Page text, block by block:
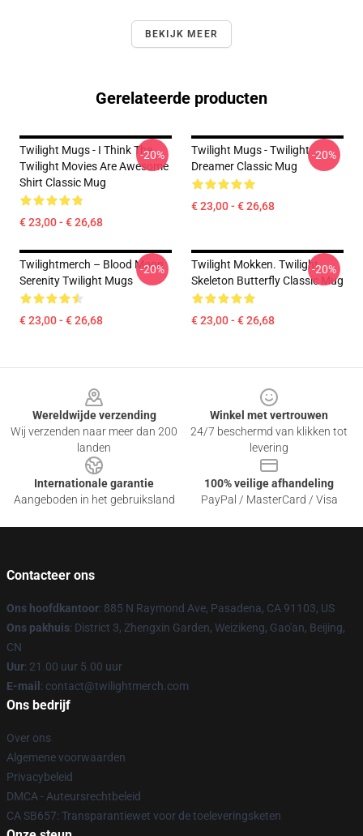
BEKIJK MEER
Gerelateerde producten
Twilight Mugs - I Think The
Twilight Movies Are Awesome
Shirt Classic Mug
€ 23,00 - € 26,68
-20%
Twilight Mugs - Twilight
Dreamer Classic Mug
€ 23,00 - € 26,68
-20%
Twilightmerch – Blood Moon
Serenity Twilight Mugs
€ 23,00 - € 26,68
-20%
Twilight Mokken. Twilight
Skeleton Butterfly Classic Mug
€ 23,00 - € 26,68
-20%
Wereldwijde verzending
Wij verzenden naar meer dan 200
landen
Winkel met vertrouwen
24/7 beschermd van klikken tot
levering
Internationale garantie
Aangeboden in het gebruiksland
100% veilige afhandeling
PayPal / MasterCard / Visa
Contacteer ons
Ons hoofdkantoor: 885 N Raymond Ave, Pasadena, CA 91103, US
Ons pakhuis: District 3, Zhengxin Garden, Weizikeng, Gao'an, Beijing,
CN
Uur: 21.00 uur 5.00 uur
E-mail : contact@twilightmerch.com
Ons bedrijf
Over ons
Algemene voorwaarden
Privacybeleid
DMCA - Auteursrechtbeleid
CA SB657: Transparantiewet voor de toeleveringsketen